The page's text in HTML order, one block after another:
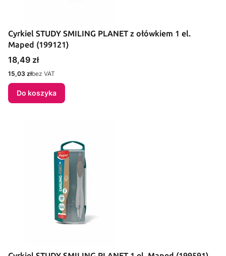
Cyrkiel STUDY SMILING PLANET z ołówkiem 1 el.
Maped (199121)
Cena
18,49 zł
Cena
15,03 złbez VAT
Do koszyka